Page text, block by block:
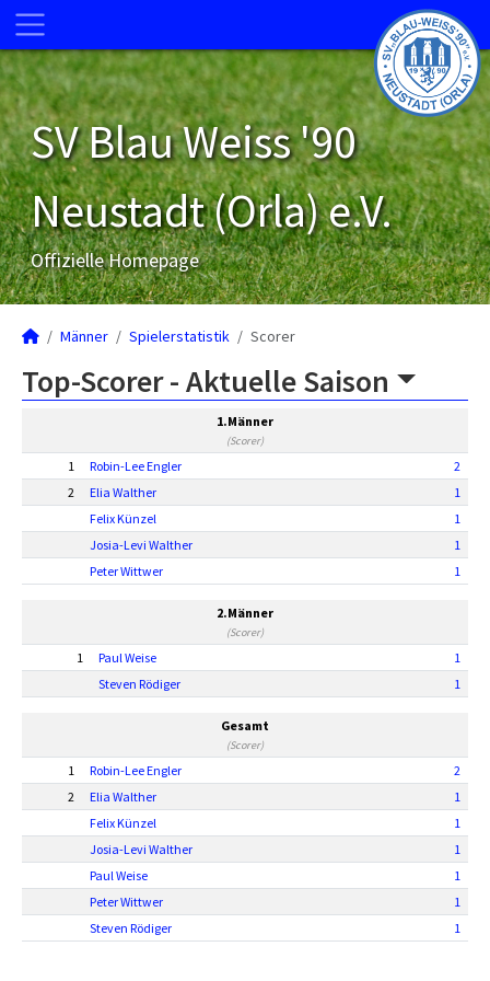
SV Blau Weiss '90
Neustadt (Orla) e.V.
Offizielle Homepage
Männer Spielerstatistik Scorer
Top-Scorer -Aktuelle Saison
1.Männer
(Scorer)
1 Robin-Lee Engler
2
2
Elia Walther
1
Felix Künzel
1
Josia-Levi Walther
1
Peter Wittwer
1
2.Männer
(Scorer)
1 Paul Weise
1
Steven Rödiger
1
Gesamt
(Scorer)
1 Robin-Lee Engler
2
2
Elia Walther
1
Felix Künzel
1
Josia-Levi Walther
1
Paul Weise
1
Peter Wittwer
1
Steven Rödiger
1